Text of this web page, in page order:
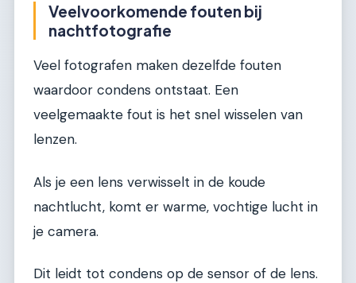
Veelvoorkomende fouten bij
nachtfotografie
Veel fotografen maken dezelfde fouten
waardoor condens ontstaat. Een
veelgemaakte fout is het snel wisselen van
lenzen.
Als je een lens verwisselt in de koude
nachtlucht, komt er warme, vochtige lucht in
je camera.
Dit leidt tot condens op de sensor of de lens.